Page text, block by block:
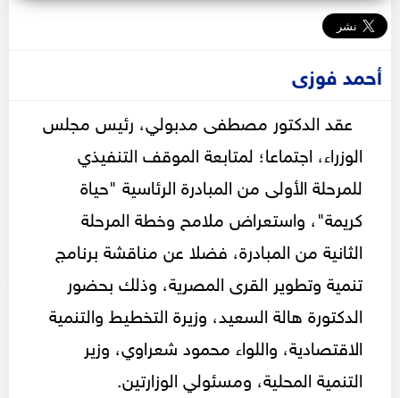
أحمد فوزى
عقد الدكتور مصطفى مدبولي، رئيس مجلس
الوزراء، اجتماعا؛ لمتابعة الموقف التنفيذي
للمرحلة الأولى من المبادرة الرئاسية "حياة
كريمة"، واستعراض ملامح وخطة المرحلة
الثانية من المبادرة، فضلا عن مناقشة برنامج
تنمية وتطوير القرى المصرية، وذلك بحضور
الدكتورة هالة السعيد، وزيرة التخطيط والتنمية
الاقتصادية، واللواء محمود شعراوي، وزير
التنمية المحلية، ومسئولي الوزارتين.